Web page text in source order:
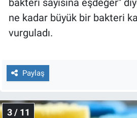
bakteri sayısına eşdeğer"
ne kadar büyük bir bakteri
vurguladı.
Paylaş
3 / 11
Yerel Yaşam
Canlı Yayın